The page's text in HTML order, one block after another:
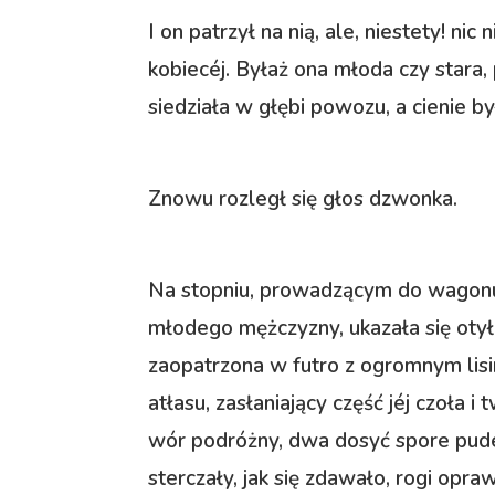
I on patrzył na nią, ale, niestety! nic
kobiecéj. Byłaż ona młoda czy
siedziała w głębi powozu, a cienie
Znowu rozległ się głos dzwonka.
Na stopniu, prowadzącym do
młodego mężczyzny, ukazała się
zaopatrzona w futro z ogromnym
atłasu, zasłaniający część jéj czoła
wór podróżny, dwa dosyć spore
sterczały, jak się zdawało, rogi